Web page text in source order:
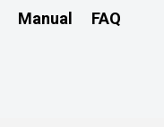
Manual FAQ